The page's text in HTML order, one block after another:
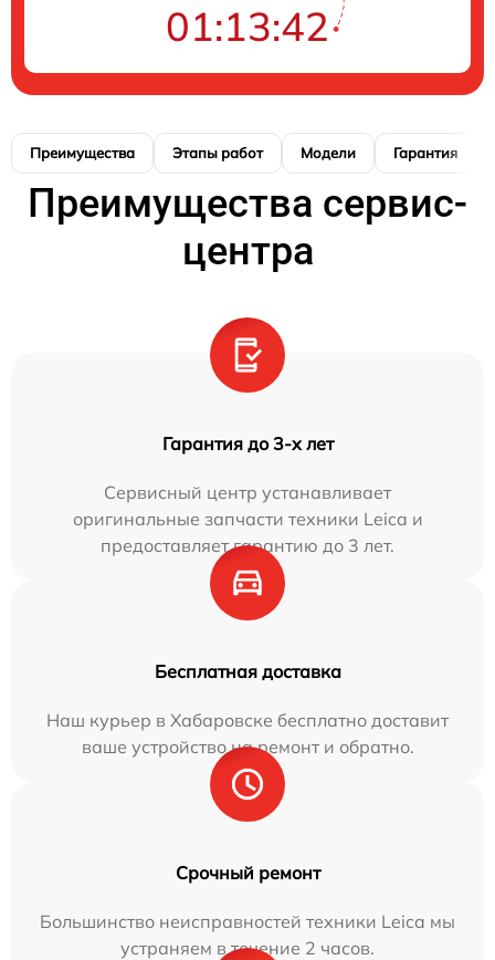
01:13:41
Преимущества Этапы работ Модели Гарантия
Преимущества сервис-
центра
Гарантия до 3-х лет
Сервисный центр устанавливает
оригинальные запчасти техники Leica и
предоставляет гарантию до 3 лет.
Бесплатная доставка
Наш курьер в Хабаровске бесплатно доставит
ваше устройство на ремонт и обратно.
Срочный ремонт
Большинство неисправностей техники Leica мы
устраняем в течение 2 часов.